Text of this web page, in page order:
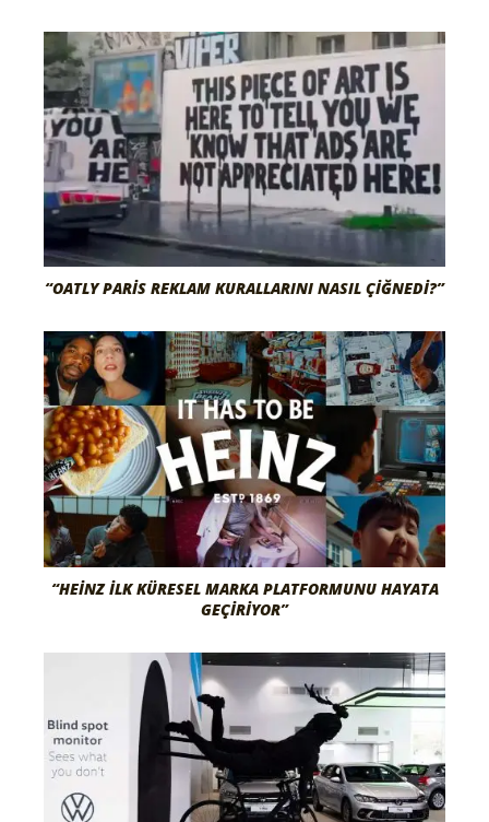
“OATLY PARIS REKLAM KURALLARINI NASIL ÇIĞNEDI?”
“HEINZ İLK KÜRESEL MARKA PLATFORMUNU HAYATA
GEÇIRIYOR”